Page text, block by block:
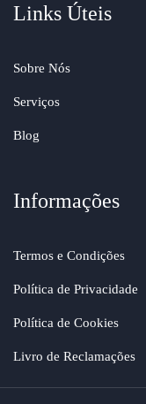
Links Úteis
Sobre Nós
Serviços
Blog
Informações
Termos e Condições
Política de Privacidade
Política de Cookies
Livro de Reclamações